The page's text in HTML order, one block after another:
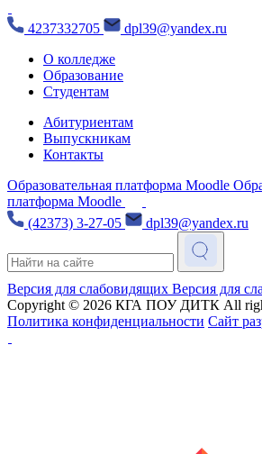
4237332705
dpl39@yandex.ru
О колледже
Образование
Студентам
Абитуриентам
Выпускникам
Контакты
Образовательная платформа Moodle
платформа Moodle
(42373) 3-27-05
dpl39@yandex.ru
Версия для слабовидящих Версия для
Copyright © 2026 КГА ПОУ ДИТК All
Политика конфиденциальности Сайт